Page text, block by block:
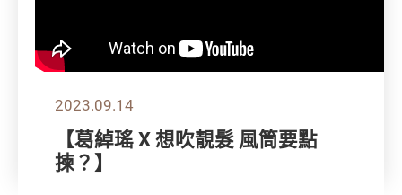
2023.09.14
【葛綽瑤 X 想吹靚髮 風筒要點
揀？】